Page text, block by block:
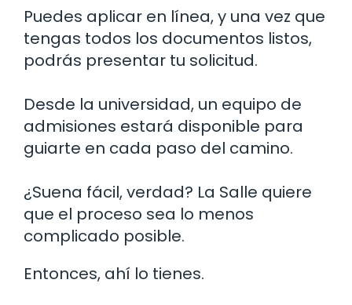
Puedes aplicar en línea, y una vez que
tengas todos los documentos listos,
podrás presentar tu solicitud.
Desde la universidad, un equipo de
admisiones estará disponible para
guiarte en cada paso del camino.
¿Suena fácil, verdad? La Salle quiere
que el proceso sea lo menos
complicado posible.
Entonces, ahí lo tienes.